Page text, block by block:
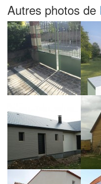
Autres photos de